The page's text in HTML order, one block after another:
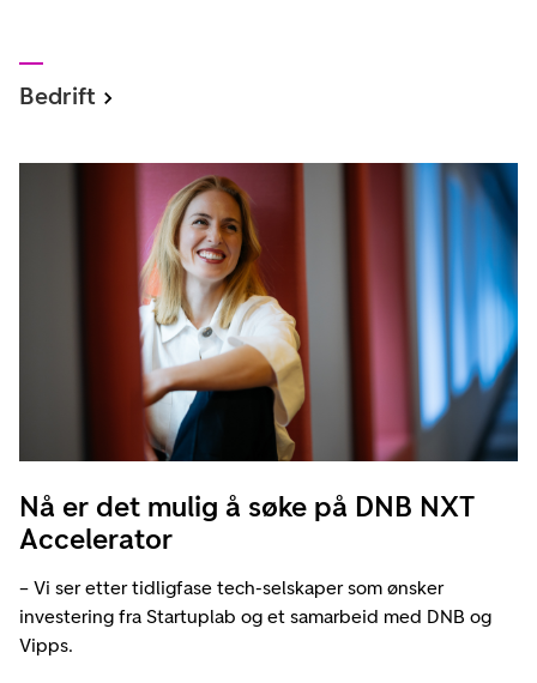
Bedrift
Nå er det mulig å søke på DNB NXT
Accelerator
– Vi ser etter tidligfase tech-selskaper som ønsker
investering fra Startuplab og et samarbeid med DNB og
Vipps.